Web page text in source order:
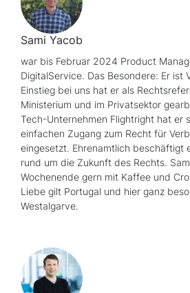
Sami Yacob
war bis Februar 2024 Product
DigitalService. Das Besondere: Er ist
Einstieg bei uns hat er als
Ministerium und im Privatsektor
Tech-Unternehmen Flightright hat er
einfachen Zugang zum Recht für
eingesetzt. Ehrenamtlich beschäftigt
rund um die Zukunft des Rechts.
Wochenende gern mit Kaffee und
Liebe gilt Portugal und hier ganz
Westalgarve.